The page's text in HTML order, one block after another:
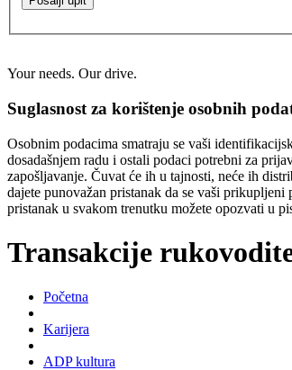
Your needs. Our drive.
Suglasnost za korištenje osobnih
Osobnim podacima smatraju se vaši
dosadašnjem radu i ostali podaci potrebni za
zapošljavanje. Čuvat će ih u tajnosti, neće ih
dajete punovažan pristanak da se vaši
pristanak u svakom trenutku možete opozvati u
Transakcije
Početna
Karijera
ADP kultura